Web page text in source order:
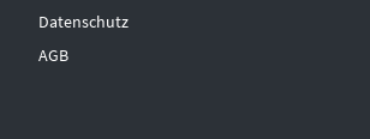
Datenschutz
AGB